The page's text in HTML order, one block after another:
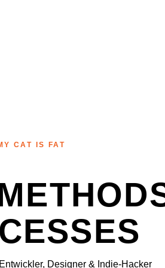
CAT IS FAT
Designer & Indie-Hacker